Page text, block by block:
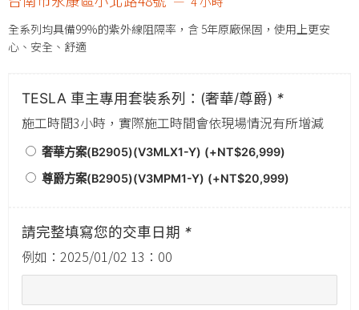
全系列均具備99%的紫外線阻隔率，含 5年原廠保固，使用上更安
心、安全、舒適
TESLA 車主專用套裝系列：(奢華/尊爵) *
施工時間3小時，實際施工時間會依現場情況有所增減
奢華方案(B2905)(V3MLX1-Y) (+NT$26,999)
尊爵方案(B2905)(V3MPM1-Y) (+NT$20,999)
請完整填寫您的交車日期 *
例如：2025/01/02 13：00